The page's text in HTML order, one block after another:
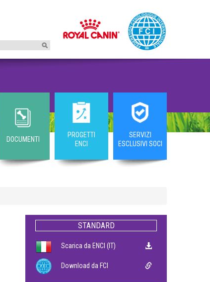
DOCUMENTI
PROGETTI
ENCI
SERVIZI
ESCLUSIVI SOCI
STANDARD
Scarica da ENCI (IT)
Download da FCI